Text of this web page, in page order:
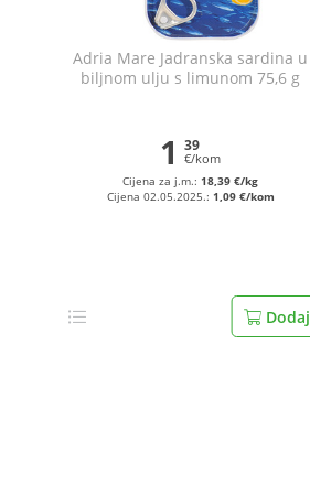
Adria Mare Jadranska sardina u
biljnom ulju s limunom 75,6 g
1 39
€/kom
Cijena za j.m.:18,39 €/kg
Cijena 02.05.2025.: 1,09 €/kom
Dodaj